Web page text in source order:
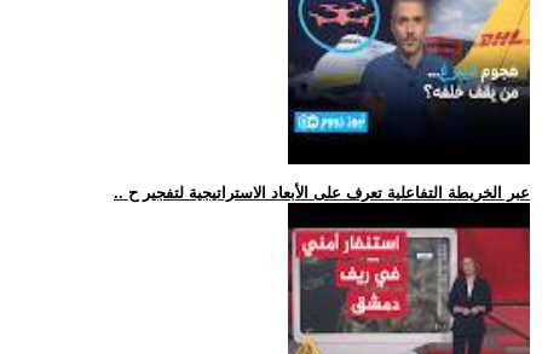
.. عبر الخريطة التفاعلية تعرف على الأبعاد الاستراتيجية لتفجير ح